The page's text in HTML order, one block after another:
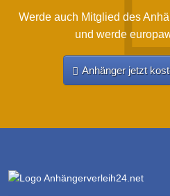
Werde auch Mitglied des
und werde
Anhänger jetzt